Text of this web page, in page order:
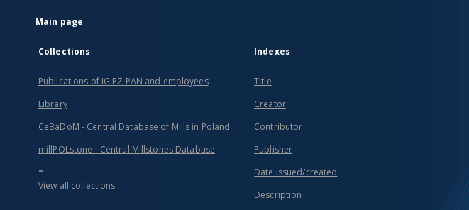
Main page
Collections
Publications of IGiPZ PAN and employees
Library
CeBaDoM - Central Database of Mills in Poland
millPOLstone - Central Millstones Database
...
View all collections
Indexes
Title
Creator
Contributor
Publisher
Date issued/created
Description